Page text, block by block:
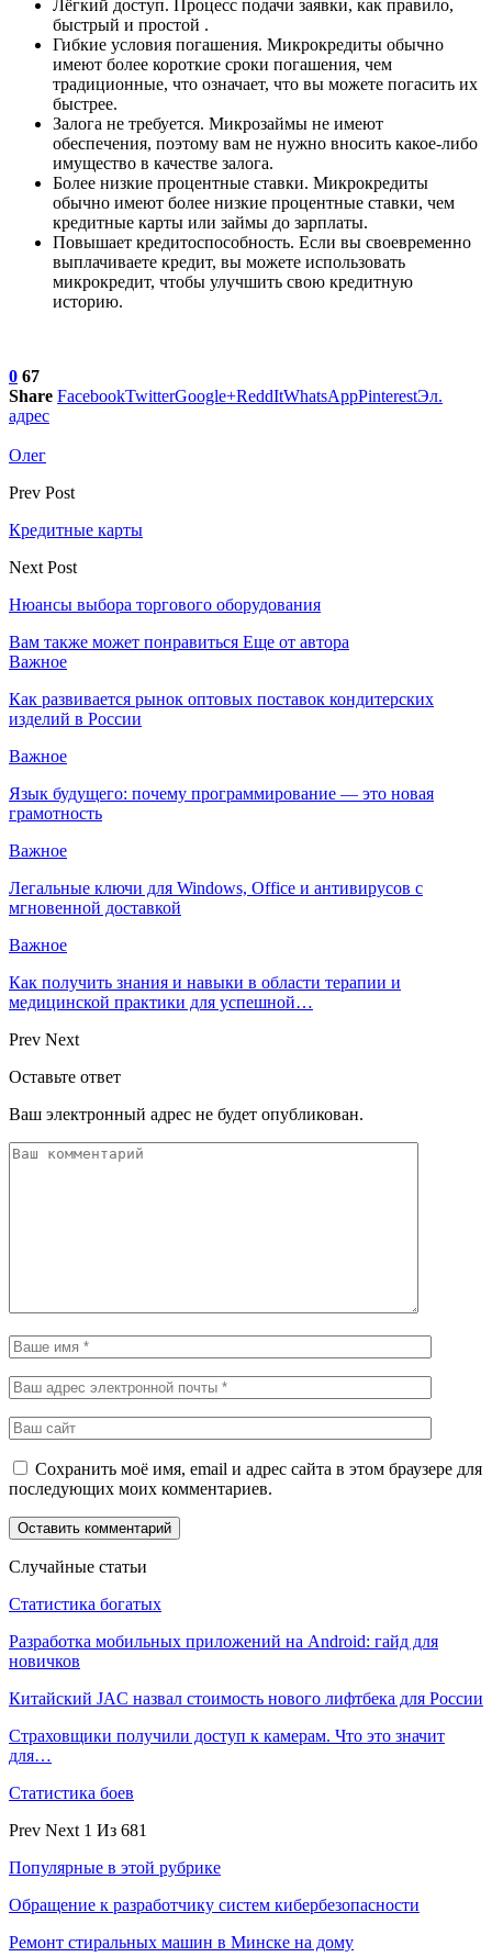
Лёгкий доступ. Процесс подачи заявки, как правило,
быстрый и простой .
Гибкие условия погашения. Микрокредиты обычно
имеют более короткие сроки погашения, чем
традиционные, что означает, что вы можете погасить их
быстрее.
Залога не требуется. Микрозаймы не имеют
обеспечения, поэтому вам не нужно вносить какое-либо
имущество в качестве залога.
Более низкие процентные ставки. Микрокредиты
обычно имеют более низкие процентные ставки, чем
кредитные карты или займы до зарплаты.
Повышает кредитоспособность. Если вы своевременно
выплачиваете кредит, вы можете использовать
микрокредит, чтобы улучшить свою кредитную
историю.
0 67
Share FacebookTwitterGoogle+ReddItWhatsAppPinterestЭл.
адрес
Олег
Prev Post
Кредитные карты
Next Post
Нюансы выбора торгового оборудования
Вам также может понравиться Еще от автора
Важное
Как развивается рынок оптовых поставок кондитерских
изделий в России
Важное
Язык будущего: почему программирование — это новая
грамотность
Важное
Легальные ключи для Windows, Office и антивирусов с
мгновенной доставкой
Важное
Как получить знания и навыки в области терапии и
медицинской практики для успешной…
Prev Next
Оставьте ответ
Ваш электронный адрес не будет опубликован.
Сохранить моё имя, email и адрес сайта в этом браузере для
последующих моих комментариев.
Случайные статьи
Статистика богатых
Разработка мобильных приложений на Android: гайд для
новичков
Китайский JAC назвал стоимость нового лифтбека для России
Страховщики получили доступ к камерам. Что это значит
для…
Статистика боев
Prev Next 1 Из 681
Популярные в этой рубрике
Обращение к разработчику систем кибербезопасности
Ремонт стиральных машин в Минске на дому